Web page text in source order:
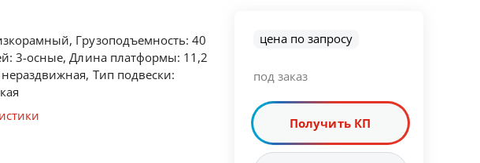
Грузоподъемность: 40
3-осные, Длина платформы: 11,2
Тип подвески:
цена по запросу
под заказ
Получить КП